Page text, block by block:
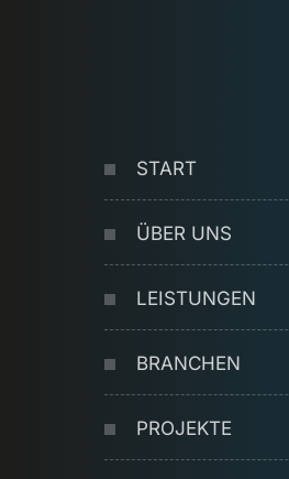
START
ÜBER UNS
LEISTUNGEN
BRANCHEN
PROJEKTE